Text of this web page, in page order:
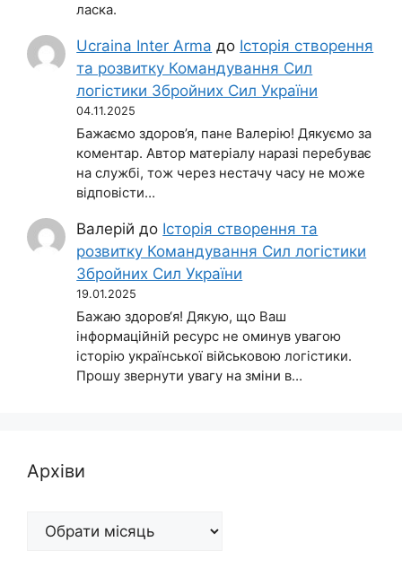
ласка.
Ucraina Inter Arma до Історія створення
та розвитку Командування Сил
логістики Збройних Сил України
04.11.2025
Бажаємо здоров’я, пане Валерію! Дякуємо за
коментар. Автор матеріалу наразі перебуває
на службі, тож через нестачу часу не може
відповісти…
Валерій до Історія створення та
розвитку Командування Сил логістики
Збройних Сил України
19.01.2025
Бажаю здоров‘я! Дякую, що Ваш
інформаційній ресурс не оминув увагою
історію української військовою логістики.
Прошу звернути увагу на зміни в…
Архіви
Архіви